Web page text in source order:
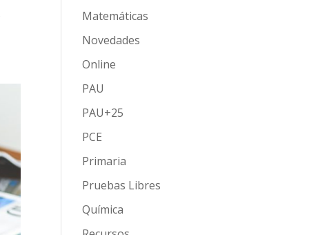
Matemáticas
Novedades
Online
PAU
PAU+25
PCE
Primaria
Pruebas Libres
Química